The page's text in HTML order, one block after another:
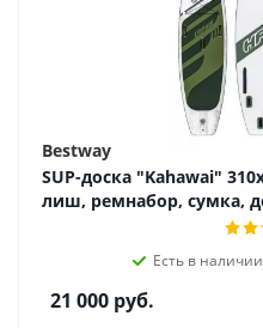
Bestway
SUP-доска "Kahawai"
лиш, ремнабор, сумка,
Есть в наличии
21 000 руб.